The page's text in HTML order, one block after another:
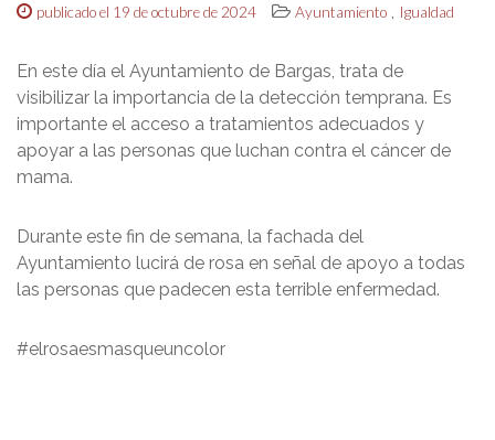
publicado el 19 de octubre de 2024 Ayuntamiento , Igualdad
En este día el Ayuntamiento de Bargas, trata de
visibilizar la importancia de la detección temprana. Es
importante el acceso a tratamientos adecuados y
apoyar a las personas que luchan contra el cáncer de
mama.
Durante este fin de semana, la fachada del
Ayuntamiento lucirá de rosa en señal de apoyo a todas
las personas que padecen esta terrible enfermedad.
#elrosaesmasqueuncolor